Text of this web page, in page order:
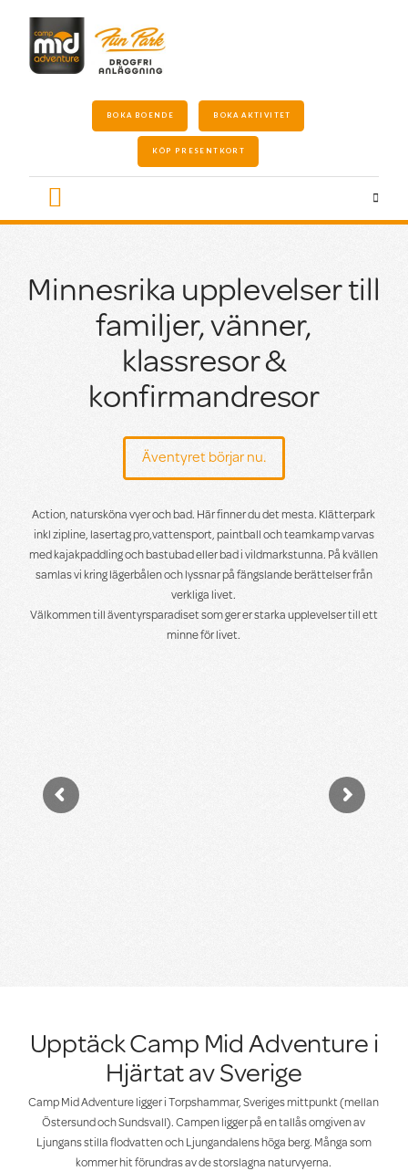
BOKA BOENDE BOKA AKTIVITET
KÖP PRESENTKORT
Minnesrika upplevelser till
familjer, vänner,
klassresor &
konfirmandresor
Äventyret börjar nu.
Action, natursköna vyer och bad. Här finner du det mesta. Klätterpark
inkl zipline, lasertag pro,vattensport, paintball och teamkamp varvas
med kajakpaddling och bastubad eller bad i vildmarkstunna. På kvällen
samlas vi kring lägerbålen och lyssnar på fängslande berättelser från
verkliga livet.
Välkommen till äventyrsparadiset som ger er starka upplevelser till ett
minne för livet.
Upptäck Camp Mid Adventure i
Hjärtat av Sverige
Camp Mid Adventure ligger i Torpshammar, Sveriges mittpunkt (mellan
Östersund och Sundsvall). Campen ligger på en tallås omgiven av
Ljungans stilla flodvatten och Ljungandalens höga berg. Många som
kommer hit förundras av de storslagna naturvyerna.